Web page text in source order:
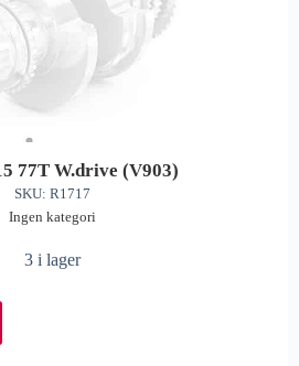
77T W.drive (V903)
SKU: R1717
Ingen kategori
3 i lager